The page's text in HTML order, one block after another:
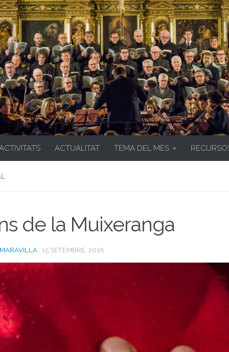
ACTUALITAT TEMA DEL MES
de la Muixeranga
· 15 SETEMBRE, 2018